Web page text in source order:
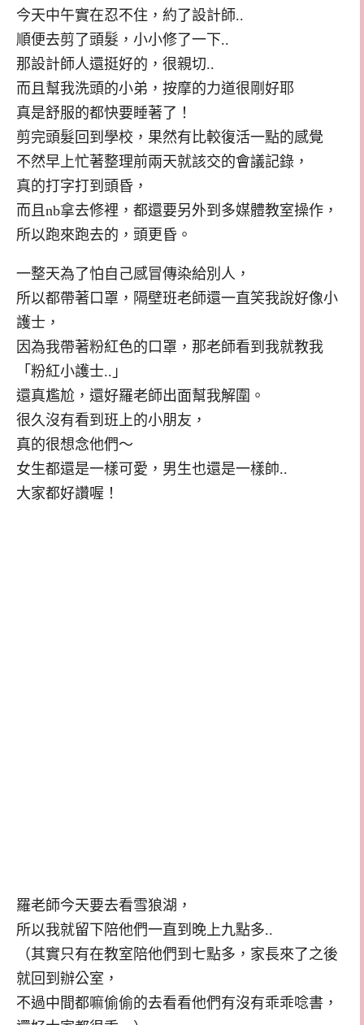
今天中午實在忍不住，約了設計師..
順便去剪了頭髮，小小修了一下..
那設計師人還挺好的，很親切..
而且幫我洗頭的小弟，按摩的力道很剛好耶
真是舒服的都快要睡著了！
剪完頭髮回到學校，果然有比較復活一點的感覺
不然早上忙著整理前兩天就該交的會議記錄，
真的打字打到頭昏，
而且nb拿去修裡，都還要另外到多媒體教室操作，
所以跑來跑去的，頭更昏。
一整天為了怕自己感冒傳染給別人，
所以都帶著口罩，隔壁班老師還一直笑我說好像小
護士，
因為我帶著粉紅色的口罩，那老師看到我就教我
「粉紅小護士..」
還真尷尬，還好羅老師出面幫我解圍。
很久沒有看到班上的小朋友，
真的很想念他們～
女生都還是一樣可愛，男生也還是一樣帥..
大家都好讚喔！
羅老師今天要去看雪狼湖，
所以我就留下陪他們一直到晚上九點多..
（其實只有在教室陪他們到七點多，家長來了之後
就回到辦公室，
不過中間都嘛偷偷的去看看他們有沒有乖乖唸書，